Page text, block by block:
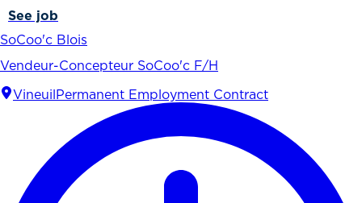
See job
SoCoo'c Blois
Vendeur-Concepteur SoCoo'c F/H
Vineuil Permanent Employment Contract